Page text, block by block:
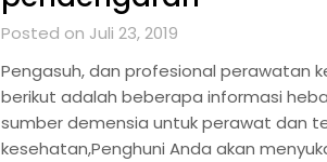
Posted on Juli 23, 2019
Pengasuh, dan profesional perawatan
berikut adalah beberapa informasi
sumber demensia untuk perawat dan
kesehatan,Penghuni Anda akan